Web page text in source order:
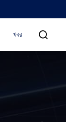
খবর